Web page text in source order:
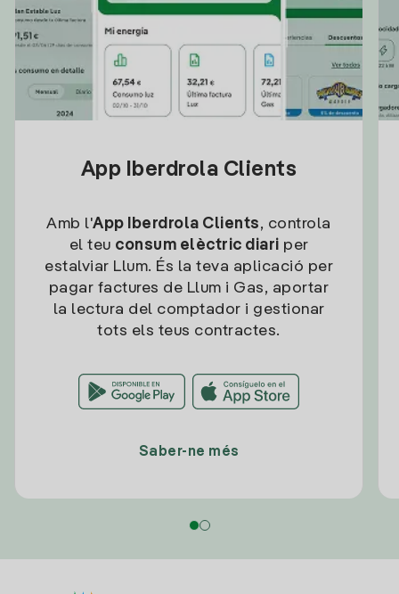
App Iberdrola Clients
Amb l'App Iberdrola Clients, controla
el teu consum elèctric diari per
estalviar Llum. És la teva aplicació per
pagar factures de Llum i Gas, aportar
la lectura del comptador i gestionar
tots els teus contractes.
Saber-ne més